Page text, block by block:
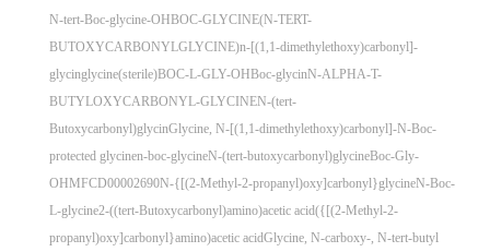
N-tert-Boc-glycine-OHBOC-GLYCINE(N-TERT-
BUTOXYCARBONYLGLYCINE)n-[(1,1-dimethylethoxy)carbonyl]-
glycinglycine(sterile)BOC-L-GLY-OHBoc-glycinN-ALPHA-T-
BUTYLOXYCARBONYL-GLYCINEN-(tert-
Butoxycarbonyl)glycinGlycine, N-[(1,1-dimethylethoxy)carbonyl]-N-Boc-
protected glycinen-boc-glycineN-(tert-butoxycarbonyl)glycineBoc-Gly-
OHMFCD00002690N-{[(2-Methyl-2-propanyl)oxy]carbonyl}glycineN-Boc-
L-glycine2-((tert-Butoxycarbonyl)amino)acetic acid({[(2-Methyl-2-
propanyl)oxy]carbonyl}amino)acetic acidGlycine, N-carboxy-, N-tert-butyl